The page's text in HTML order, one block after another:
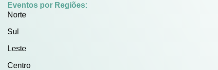
Eventos por Regiões:
Norte
Sul
Leste
Centro